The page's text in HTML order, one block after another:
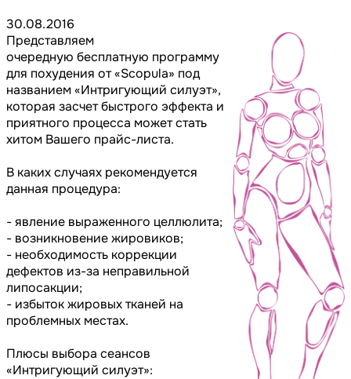
30.08.2016
Представляем
очередную бесплатную программу
для похудения от «Scopula» под
названием «Интригующий силуэт»,
которая засчет быстрого эффекта и
приятного процесса может стать
хитом Вашего прайс-листа.
В каких случаях рекомендуется
данная процедура:
- явление выраженного целлюлита;
- возникновение жировиков;
- необходимость коррекции
дефектов из-за неправильной
липосакции;
- избыток жировых тканей на
проблемных местах.
Плюсы выбора сеансов
«Интригующий силуэт»: